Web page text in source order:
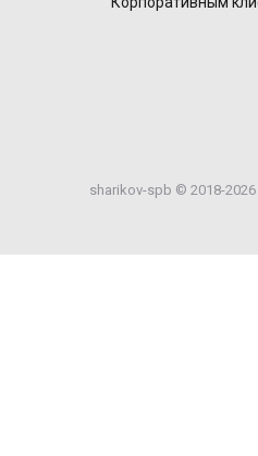
sharikov-spb © 2018-2026